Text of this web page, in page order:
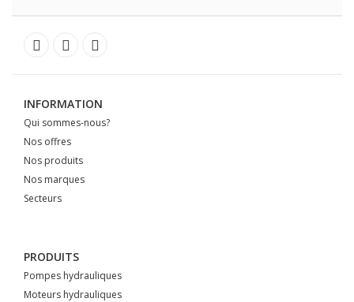
INFORMATION
Qui sommes-nous?
Nos offres
Nos produits
Nos marques
Secteurs
PRODUITS
Pompes hydrauliques
Moteurs hydrauliques